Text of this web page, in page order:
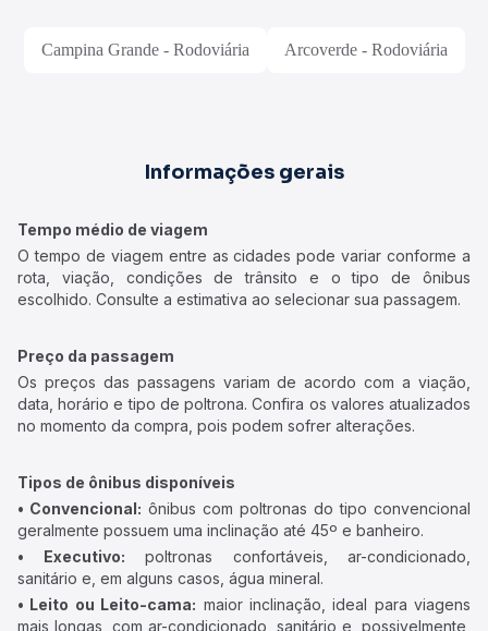
Campina Grande - Rodoviária Arcoverde - Rodoviária
Informações gerais
Tempo médio de viagem
O tempo de viagem entre as cidades pode variar conforme a
rota, viação, condições de trânsito e o tipo de ônibus
escolhido. Consulte a estimativa ao selecionar sua passagem.
Preço da passagem
Os preços das passagens variam de acordo com a viação,
data, horário e tipo de poltrona. Confira os valores atualizados
no momento da compra, pois podem sofrer alterações.
Tipos de ônibus disponíveis
• Convencional: ônibus com poltronas do tipo convencional
geralmente possuem uma inclinação até 45º e banheiro.
• Executivo: poltronas confortáveis, ar-condicionado,
sanitário e, em alguns casos, água mineral.
• Leito ou Leito-cama: maior inclinação, ideal para viagens
mais longas, com ar-condicionado, sanitário e, possivelmente,